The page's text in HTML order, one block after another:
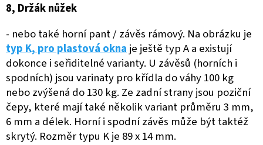
8, Držák nůžek
- nebo také horní pant / závěs rámový. Na obrázku je
typ K, pro plastová okna je ještě typ A a existují
dokonce i seřiditelné varianty. U závěsů (horních i
spodních) jsou varinaty pro křídla do váhy 100 kg
nebo zvýšená do 130 kg. Ze zadní strany jsou poziční
čepy, které mají také několik variant průměru 3 mm,
6 mm a délek. Horní i spodní závěs může být taktéž
skrytý. Rozměr typu K je 89 x 14 mm.